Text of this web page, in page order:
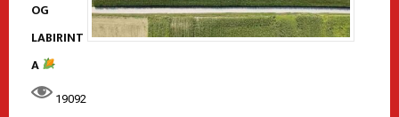
OG
LABIRINT
A
19092